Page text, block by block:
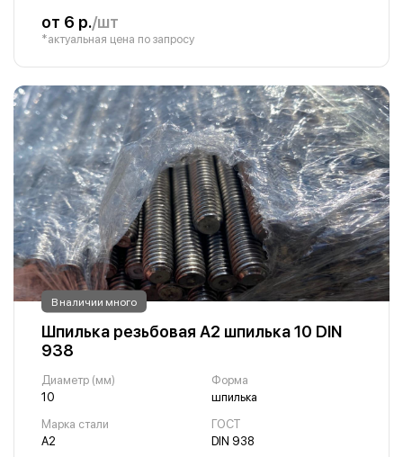
от 6 р./шт
*актуальная цена по запросу
В наличии много
Шпилька резьбовая А2 шпилька 10 DIN
938
Диаметр (мм)
10
Форма
шпилька
Марка стали
А2
ГОСТ
DIN 938